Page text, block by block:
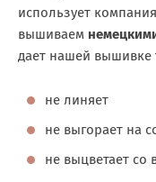
использует
вышиваем
дает нашей вышивке
не линяет
не выгорает на
не выцветает со